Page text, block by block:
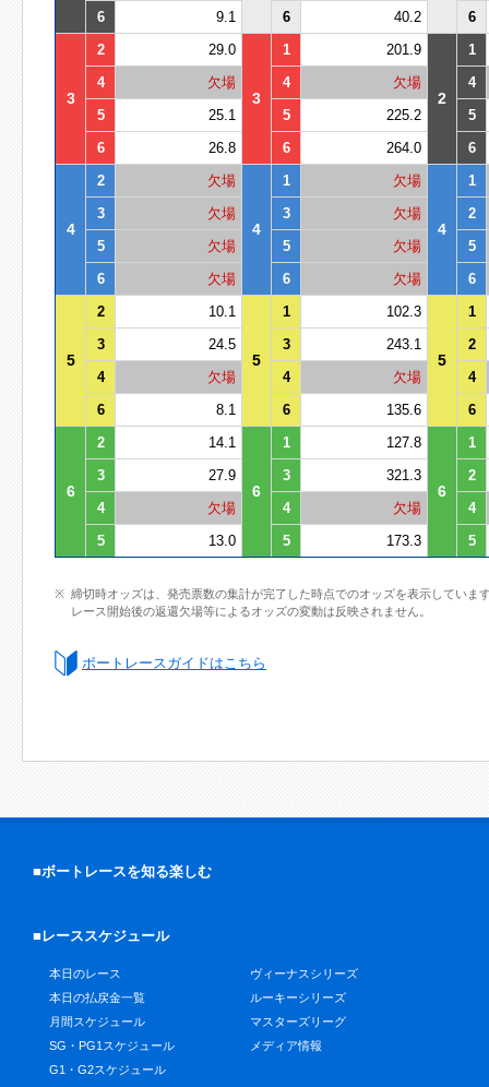
6
9.1 6 40.2 6
3
2 29.0
3
1 201.9
2
1
4
欠場 4 欠場
4
5
25.1 5 225.2
5
6
26.8 6 264.0 6
4
2 欠場
4
1 欠場
4
1
3
欠場 3 欠場
2
5
欠場 5 欠場
5
6
欠場 6 欠場 6
5
2 10.1
5
1 102.3
5
1
3
24.5 3 243.1
2
4
欠場 4 欠場
4
6
8.1 6 135.6 6
6
2 14.1
6
1 127.8
6
1
3
27.9 3 321.3
2
4
欠場 4 欠場
4
5
13.0 5 173.3 5
締切時オッズは、発売票数の集計が完了した時点でのオッズを表示していま
レース開始後の返還欠場等によるオッズの変動は反映されません。
ボートレースガイドはこちら
■ボートレースを知る楽しむ
■レーススケジュール
本日のレース
本日の払戻金一覧
月間スケジュール
SG・PG1スケジュール
G1・G2スケジュール
ヴィーナスシリーズ
ルーキーシリーズ
マスターズリーグ
メディア情報